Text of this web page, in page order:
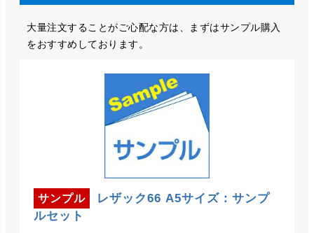
大量注文することがご心配な方は、まずはサンプル購入
をおすすめしております。
サンプル
レザック66 A5サイズ：サンプ
ルセット